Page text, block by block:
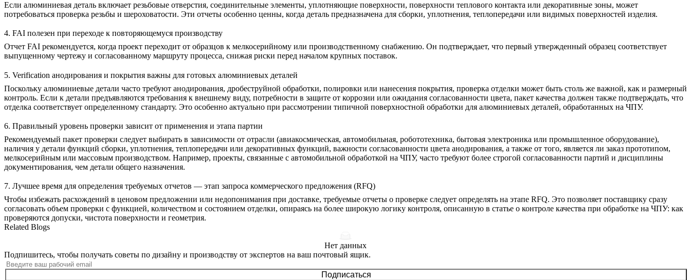
Если алюминиевая деталь включает резьбовые отверстия, соединительные элементы, уплотняющие поверхности, поверхности теплового контакта или декоративные зоны, может
потребоваться проверка резьбы и шероховатости. Эти отчеты особенно ценны, когда деталь предназначена для сборки, уплотнения, теплопередачи или видимых поверхностей изделия.
4. FAI полезен при переходе к повторяющемуся производству
Отчет FAI рекомендуется, когда проект переходит от образцов к мелкосерийному или производственному снабжению. Он подтверждает, что первый утвержденный образец соответствует
выпущенному чертежу и согласованному маршруту процесса, снижая риски перед началом крупных поставок.
5. Verification анодирования и покрытия важны для готовых алюминиевых деталей
Поскольку алюминиевые детали часто требуют анодирования, дробеструйной обработки, полировки или нанесения покрытия, проверка отделки может быть столь же важной, как и размерный
контроль. Если к детали предъявляются требования к внешнему виду, потребности в защите от коррозии или ожидания согласованности цвета, пакет качества должен также подтверждать, что
отделка соответствует определенному стандарту. Это особенно актуально при рассмотрении типичной поверхностной обработки для алюминиевых деталей, обработанных на ЧПУ.
6. Правильный уровень проверки зависит от применения и этапа партии
Рекомендуемый пакет проверки следует выбирать в зависимости от отрасли (авиакосмическая, автомобильная, робототехника, бытовая электроника или промышленное оборудование),
наличия у детали функций сборки, уплотнения, теплопередачи или декоративных функций, важности согласованности цвета анодирования, а также от того, является ли заказ прототипом,
мелкосерийным или массовым производством. Например, проекты, связанные с автомобильной обработкой на ЧПУ, часто требуют более строгой согласованности партий и дисциплины
документирования, чем детали общего назначения.
7. Лучшее время для определения требуемых отчетов — этап запроса коммерческого предложения (RFQ)
Чтобы избежать расхождений в ценовом предложении или недопонимания при доставке, требуемые отчеты о проверке следует определять на этапе RFQ. Это позволяет поставщику сразу
согласовать объем проверки с функцией, количеством и состоянием отделки, опираясь на более широкую логику контроля, описанную в статье о контроле качества при обработке на ЧПУ: как
проверяются допуски, чистота поверхности и геометрия.
Related Blogs
Нет данных
Подпишитесь, чтобы получать советы по дизайну и производству от экспертов на ваш почтовый ящик.
Подписаться